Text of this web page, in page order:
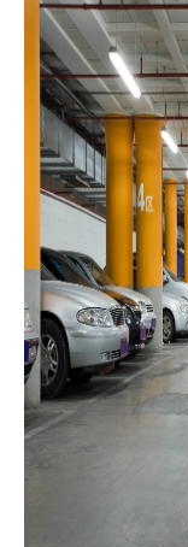
проекте
Контакты
Реклама
сайте
Машино-
места
Апартаменты
#траншевая
ипотека
#рассрочка
ИТ-
ипотека